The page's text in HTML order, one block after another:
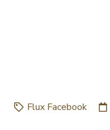
Flux Facebook